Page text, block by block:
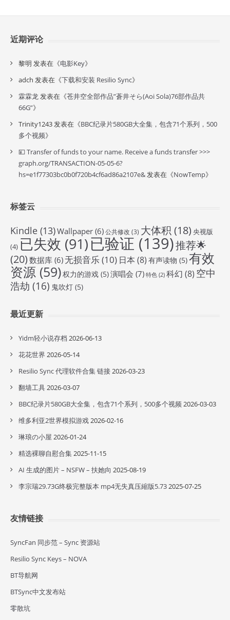
近期评论
黎明 发表在《电影Key》
adch 发表在《下载和安装 Resilio Sync》
霖霖龙发表在《苍井空全部作品”蒼井そら(Aoi Sola)76部作品共
66G”》
Trinity1243发表在《BBC纪录片580GB大全集，包含71个系列，500
多个视频》
💴 Transfer of funds to your name. Receive a funds transfer >>>
graph.org/TRANSACTION-05-05-6?
hs=e1f77303bc0b0f720b4cf6ad86a2107e&发表在《NowTemp》
标签云
Kindle (13)Wallpaper (6)公共修改 (3) 大体积 (18) 央视版
(4) 已失效 (91)已验证 (139)推荐🌟
(20) 数据库 (6) 无损音乐(10) 日本 (8) 有声读物 (5)有效
资源 (59)权力的游戏 (5)演唱会 (7) 特色 (2) 科幻 (8) 空中
浩劫 (16) 鬼吹灯 (5)
最近更新
Yidm轻小说存档 2026-06-13
花花世界 2026-05-14
Resilio Sync 代理软件合集 链接2026-03-23
翻墙工具2026-03-07
BBC纪录片580GB大全集，包含71个系列，500多个视频2026-03-03
维多利亚2世界模拟游戏2026-02-16
琳琅の小屋 2026-01-24
精选裸聊自慰合集2025-11-15
AI 生成的图片 – NSFW – 扶她向 2025-08-19
李宗瑞29.73G终极完整版本 mp4无失真压縮版5.732025-07-25
友情链接
SyncFan 同步范 – Sync 资源站
Resilio Sync Keys – NOVA
BT导航网
BTSync中文发布站
零散坑